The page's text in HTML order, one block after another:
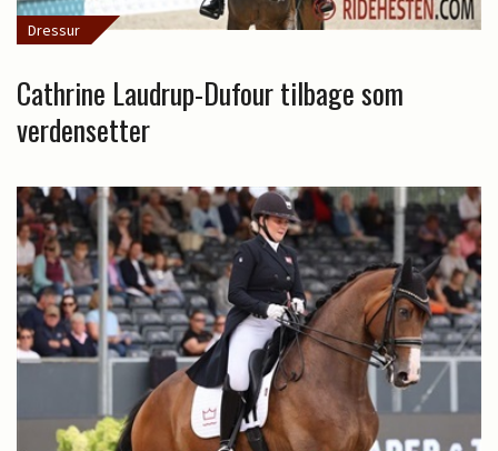
Dressur
Cathrine Laudrup-Dufour tilbage som
verdensetter